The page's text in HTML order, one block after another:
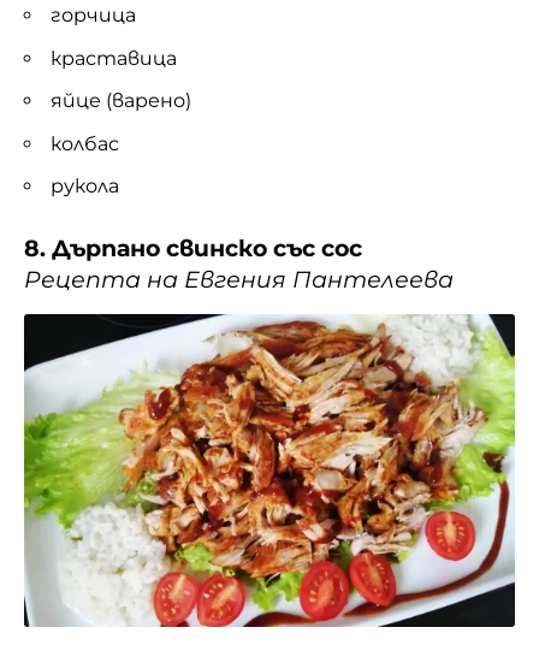
горчица
краставица
яйце (варено)
колбас
рукола
8. Дърпано свинско със сос
Рецепта на Евгения Пантелеева